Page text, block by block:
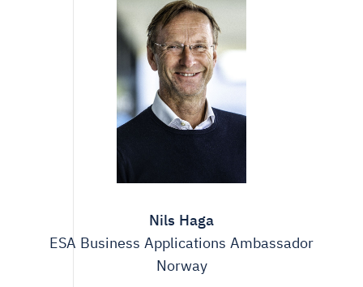
Nils Haga
ESA Business Applications Ambassador
Norway